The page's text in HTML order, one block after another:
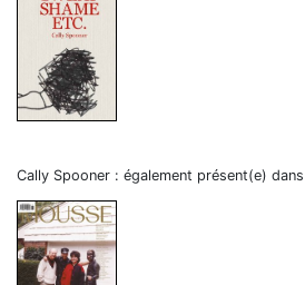
Cally Spooner : également présent(e) dans